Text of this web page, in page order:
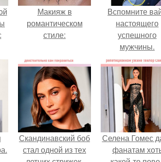
Макияж в
романтическом
стиле:
Вспомните
настоящего
успешного
мужчины.
Скандинавский боб
стал одной из тех
Селена Гомес
фанатам